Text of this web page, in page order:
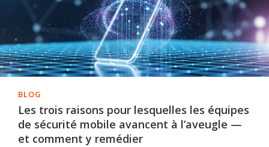
BLOG
Les trois raisons pour lesquelles les équipes
de sécurité mobile avancent à l’aveugle —
et comment y remédier